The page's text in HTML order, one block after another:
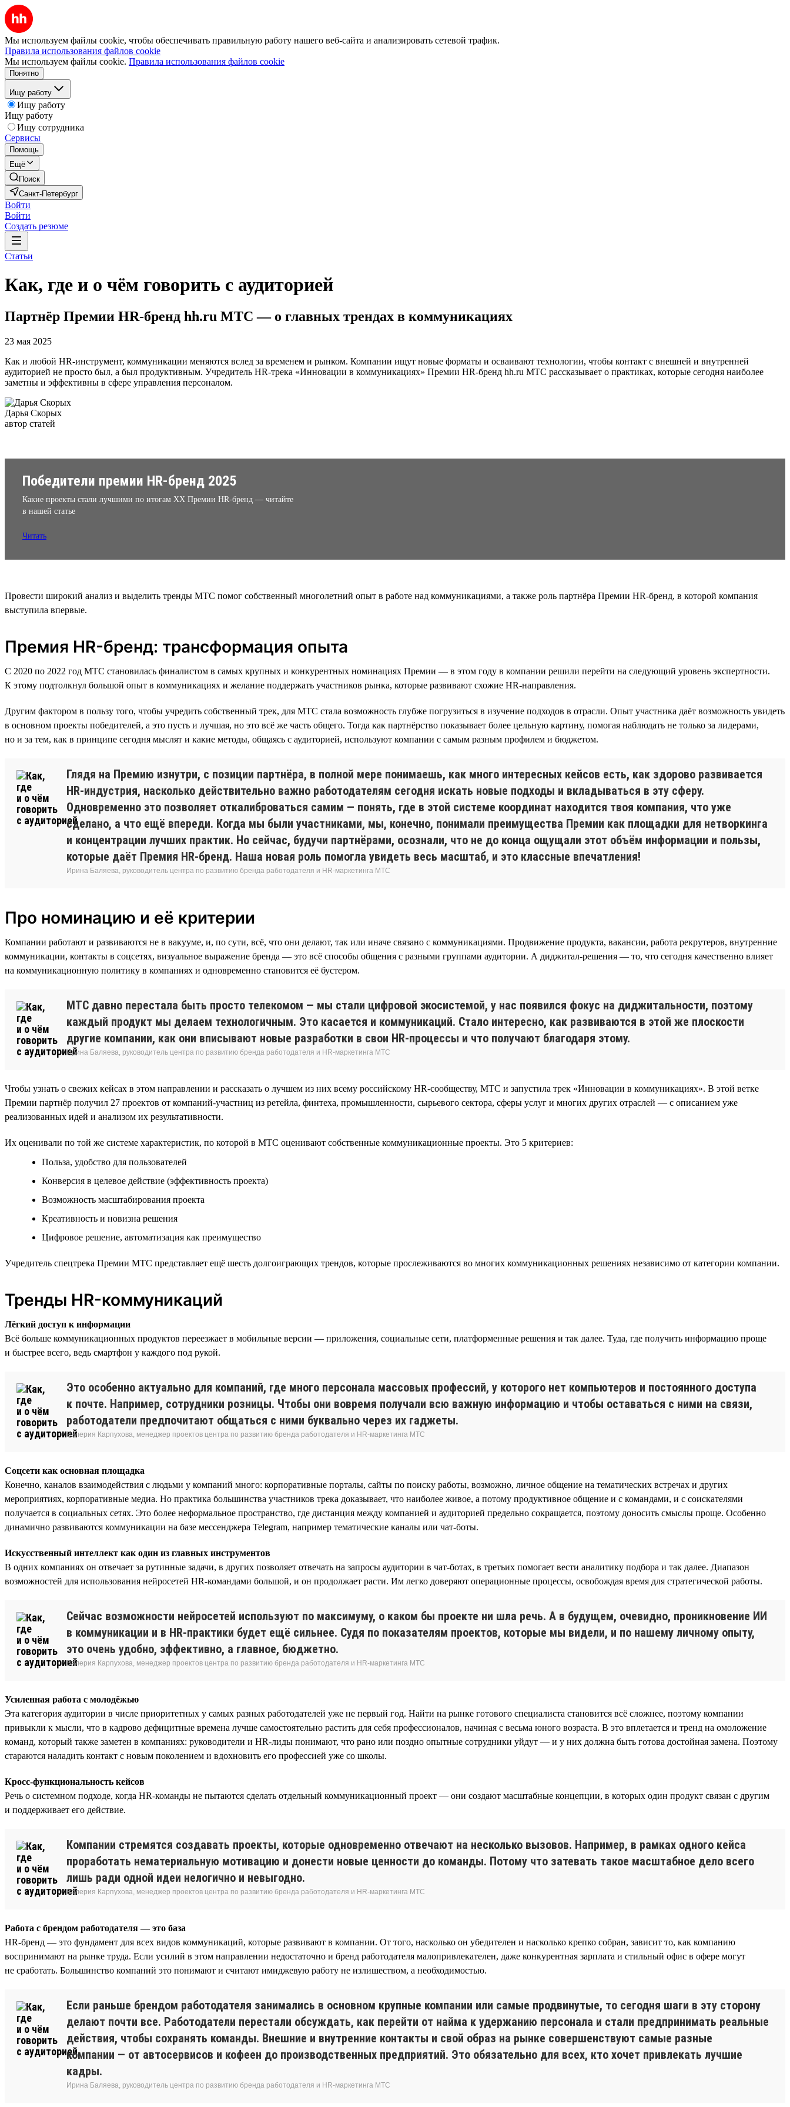
Мы используем файлы cookie, чтобы обеспечивать правильную работу нашего веб-сайта и анализировать сетевой трафик.
Правила использования файлов cookie
Мы используем файлы cookie. Правила использования файлов cookie
Понятно
Ищу работу
Ищу работу
Ищу работу
Ищу сотрудника
Сервисы
Помощь
Ещё
Поиск
Санкт-Петербург
Войти
Войти
Создать резюме
Статьи
Как, где и о чём говорить с аудиторией
Партнёр Премии HR-бренд hh.ru МТС — о главных трендах в коммуникациях
23 мая 2025
Как и любой HR-инструмент, коммуникации меняются вслед за временем и рынком. Компании ищут новые форматы и осваивают технологии, чтобы контакт с внешней и внутренней
аудиторией не просто был, а был продуктивным. Учредитель HR-трека «Инновации в коммуникациях» Премии HR-бренд hh.ru МТС рассказывает о практиках, которые сегодня наиболее
заметны и эффективны в сфере управления персоналом.
Дарья Скорых
автор статей
Победители премии HR-бренд 2025
Какие проекты стали лучшими по итогам XX Премии HR-бренд — читайте
в нашей статье
Читать
Провести широкий анализ и выделить тренды МТС помог собственный многолетний опыт в работе над коммуникациями, а также роль партнёра Премии HR-бренд, в которой компания
выступила впервые.
Премия HR-бренд: трансформация опыта
С 2020 по 2022 год МТС становилась финалистом в самых крупных и конкурентных номинациях Премии — в этом году в компании решили перейти на следующий уровень экспертности.
К этому подтолкнул большой опыт в коммуникациях и желание поддержать участников рынка, которые развивают схожие HR-направления.
Другим фактором в пользу того, чтобы учредить собственный трек, для МТС стала возможность глубже погрузиться в изучение подходов в отрасли. Опыт участника даёт возможность увидеть
в основном проекты победителей, а это пусть и лучшая, но это всё же часть общего. Тогда как партнёрство показывает более цельную картину, помогая наблюдать не только за лидерами,
но и за тем, как в принципе сегодня мыслят и какие методы, общаясь с аудиторией, используют компании с самым разным профилем и бюджетом.
Глядя на Премию изнутри, с позиции партнёра, в полной мере понимаешь, как много интересных кейсов есть, как здорово развивается
HR-индустрия, насколько действительно важно работодателям сегодня искать новые подходы и вкладываться в эту сферу.
Одновременно это позволяет откалиброваться самим — понять, где в этой системе координат находится твоя компания, что уже
сделано, а что ещё впереди. Когда мы были участниками, мы, конечно, понимали преимущества Премии как площадки для нетворкинга
и концентрации лучших практик. Но сейчас, будучи партнёрами, осознали, что не до конца ощущали этот объём информации и пользы,
которые даёт Премия HR-бренд. Наша новая роль помогла увидеть весь масштаб, и это классные впечатления!
Ирина Баляева, руководитель центра по развитию бренда работодателя и HR-маркетинга МТС
Про номинацию и её критерии
Компании работают и развиваются не в вакууме, и, по сути, всё, что они делают, так или иначе связано с коммуникациями. Продвижение продукта, вакансии, работа рекрутеров, внутренние
коммуникации, контакты в соцсетях, визуальное выражение бренда — это всё способы общения с разными группами аудитории. А диджитал-решения — то, что сегодня качественно влияет
на коммуникационную политику в компаниях и одновременно становится её бустером.
МТС давно перестала быть просто телекомом — мы стали цифровой экосистемой, у нас появился фокус на диджитальности, поэтому
каждый продукт мы делаем технологичным. Это касается и коммуникаций. Стало интересно, как развиваются в этой же плоскости
другие компании, как они вписывают новые разработки в свои HR-процессы и что получают благодаря этому.
Ирина Баляева, руководитель центра по развитию бренда работодателя и HR-маркетинга МТС
Чтобы узнать о свежих кейсах в этом направлении и рассказать о лучшем из них всему российскому HR-сообществу, МТС и запустила трек «Инновации в коммуникациях». В этой ветке
Премии партнёр получил 27 проектов от компаний-участниц из ретейла, финтеха, промышленности, сырьевого сектора, сферы услуг и многих других отраслей — с описанием уже
реализованных идей и анализом их результативности.
Их оценивали по той же системе характеристик, по которой в МТС оценивают собственные коммуникационные проекты. Это 5 критериев:
Польза, удобство для пользователей
Конверсия в целевое действие (эффективность проекта)
Возможность масштабирования проекта
Креативность и новизна решения
Цифровое решение, автоматизация как преимущество
Учредитель спецтрека Премии МТС представляет ещё шесть долгоиграющих трендов, которые прослеживаются во многих коммуникационных решениях независимо от категории компании.
Тренды HR-коммуникаций
Лёгкий доступ к информации
Всё больше коммуникационных продуктов переезжает в мобильные версии — приложения, социальные сети, платформенные решения и так далее. Туда, где получить информацию проще
и быстрее всего, ведь смартфон у каждого под рукой.
Это особенно актуально для компаний, где много персонала массовых профессий, у которого нет компьютеров и постоянного доступа
к почте. Например, сотрудники розницы. Чтобы они вовремя получали всю важную информацию и чтобы оставаться с ними на связи,
работодатели предпочитают общаться с ними буквально через их гаджеты.
Валерия Карпухова, менеджер проектов центра по развитию бренда работодателя и HR-маркетинга МТС
Соцсети как основная площадка
Конечно, каналов взаимодействия с людьми у компаний много: корпоративные порталы, сайты по поиску работы, возможно, личное общение на тематических встречах и других
мероприятиях, корпоративные медиа. Но практика большинства участников трека доказывает, что наиболее живое, а потому продуктивное общение и с командами, и с соискателями
получается в социальных сетях. Это более неформальное пространство, где дистанция между компанией и аудиторией предельно сокращается, поэтому доносить смыслы проще. Особенно
динамично развиваются коммуникации на базе мессенджера Telegram, например тематические каналы или чат-боты.
Искусственный интеллект как один из главных инструментов
В одних компаниях он отвечает за рутинные задачи, в других позволяет отвечать на запросы аудитории в чат-ботах, в третьих помогает вести аналитику подбора и так далее. Диапазон
возможностей для использования нейросетей HR-командами большой, и он продолжает расти. Им легко доверяют операционные процессы, освобождая время для стратегической работы.
Сейчас возможности нейросетей используют по максимуму, о каком бы проекте ни шла речь. А в будущем, очевидно, проникновение ИИ
в коммуникации и в HR-практики будет ещё сильнее. Судя по показателям проектов, которые мы видели, и по нашему личному опыту,
это очень удобно, эффективно, а главное, бюджетно.
Валерия Карпухова, менеджер проектов центра по развитию бренда работодателя и HR-маркетинга МТС
Усиленная работа с молодёжью
Эта категория аудитории в числе приоритетных у самых разных работодателей уже не первый год. Найти на рынке готового специалиста становится всё сложнее, поэтому компании
привыкли к мысли, что в кадрово дефицитные времена лучше самостоятельно растить для себя профессионалов, начиная с весьма юного возраста. В это вплетается и тренд на омоложение
команд, который также заметен в компаниях: руководители и HR-лиды понимают, что рано или поздно опытные сотрудники уйдут — и у них должна быть готова достойная замена. Поэтому
стараются наладить контакт с новым поколением и вдохновить его профессией уже со школы.
Кросс-функциональность кейсов
Речь о системном подходе, когда HR-команды не пытаются сделать отдельный коммуникационный проект — они создают масштабные концепции, в которых один продукт связан с другим
и поддерживает его действие.
Компании стремятся создавать проекты, которые одновременно отвечают на несколько вызовов. Например, в рамках одного кейса
проработать нематериальную мотивацию и донести новые ценности до команды. Потому что затевать такое масштабное дело всего
лишь ради одной идеи нелогично и невыгодно.
Валерия Карпухова, менеджер проектов центра по развитию бренда работодателя и HR-маркетинга МТС
Работа с брендом работодателя — это база
HR-бренд — это фундамент для всех видов коммуникаций, которые развивают в компании. От того, насколько он убедителен и насколько крепко собран, зависит то, как компанию
воспринимают на рынке труда. Если усилий в этом направлении недостаточно и бренд работодателя малопривлекателен, даже конкурентная зарплата и стильный офис в офере могут
не сработать. Большинство компаний это понимают и считают имиджевую работу не излишеством, а необходимостью.
Если раньше брендом работодателя занимались в основном крупные компании или самые продвинутые, то сегодня шаги в эту сторону
делают почти все. Работодатели перестали обсуждать, как перейти от найма к удержанию персонала и стали предпринимать реальные
действия, чтобы сохранять команды. Внешние и внутренние контакты и свой образ на рынке совершенствуют самые разные
компании — от автосервисов и кофеен до производственных предприятий. Это обязательно для всех, кто хочет привлекать лучшие
кадры.
Ирина Баляева, руководитель центра по развитию бренда работодателя и HR-маркетинга МТС